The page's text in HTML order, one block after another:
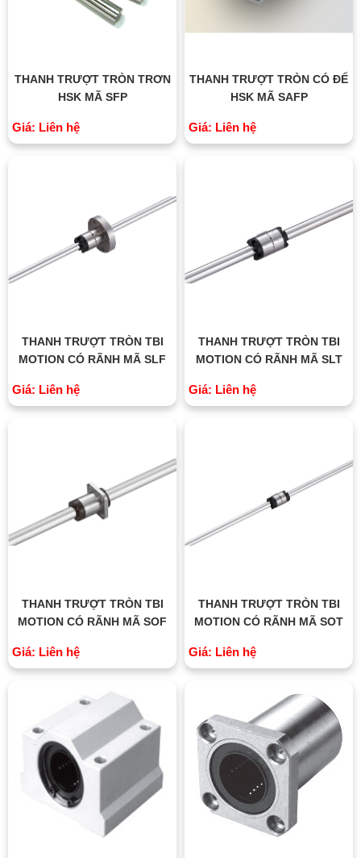
THANH TRƯỢT TRÒN TRƠN
HSK MÃ SFP
Giá: Liên hệ
THANH TRƯỢT TRÒN CÓ ĐẾ
HSK MÃ SAFP
Giá: Liên hệ
THANH TRƯỢT TRÒN TBI
MOTION CÓ RÃNH MÃ SLF
Giá: Liên hệ
THANH TRƯỢT TRÒN TBI
MOTION CÓ RÃNH MÃ SLT
Giá: Liên hệ
THANH TRƯỢT TRÒN TBI
MOTION CÓ RÃNH MÃ SOF
Giá: Liên hệ
THANH TRƯỢT TRÒN TBI
MOTION CÓ RÃNH MÃ SOT
Giá: Liên hệ